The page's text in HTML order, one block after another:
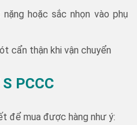
hoặc sắc nhọn vào phụ
cẩn thận khi vận chuyển
PCCC
để mua được hàng như ý: